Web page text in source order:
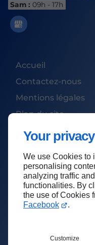
Your
We use Cookies to
personalising
analyzing traffic
functionalities. By
the use of Cookies
Facebook
.
Customize
Sam : 09h - 17h
Accueil
Contactez-nous
Mentions légales
Plan du site